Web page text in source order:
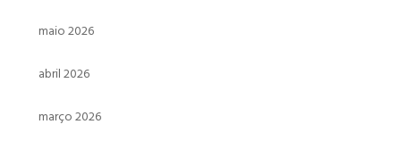
maio 2026
abril 2026
março 2026